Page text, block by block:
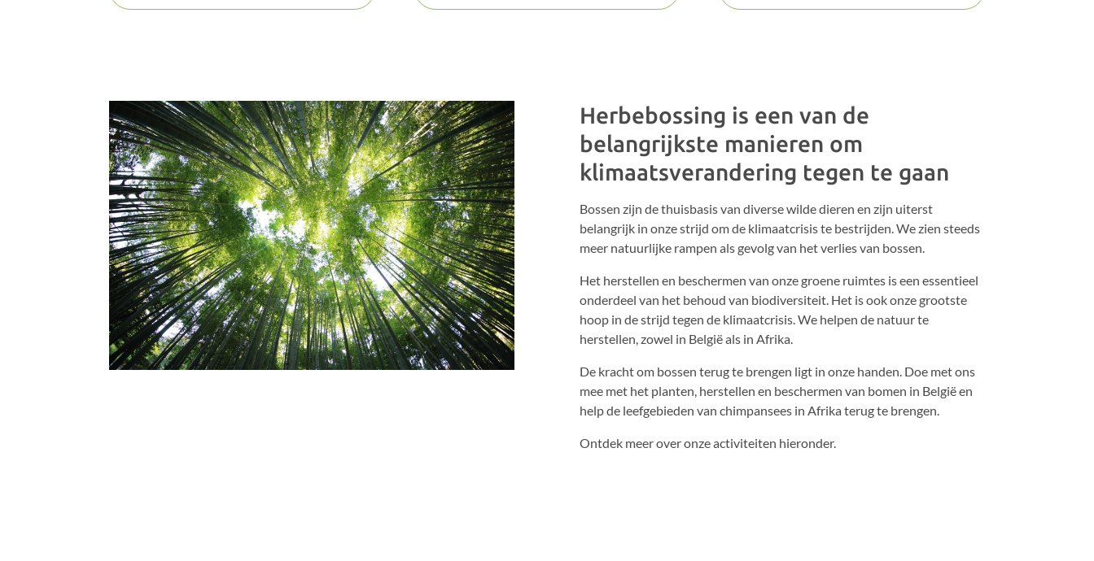
Herbebossing is een van de
belangrijkste manieren om
klimaatsverandering tegen te gaan
Bossen zijn de thuisbasis van diverse wilde dieren en zijn uiterst
belangrijk in onze strijd om de klimaatcrisis te bestrijden. We zien steeds
meer natuurlijke rampen als gevolg van het verlies van bossen.
Het herstellen en beschermen van onze groene ruimtes is een essentieel
onderdeel van het behoud van biodiversiteit. Het is ook onze grootste
hoop in de strijd tegen de klimaatcrisis. We helpen de natuur te
herstellen, zowel in België als in Afrika.
De kracht om bossen terug te brengen ligt in onze handen. Doe met ons
mee met het planten, herstellen en beschermen van bomen in België en
help de leefgebieden van chimpansees in Afrika terug te brengen.
Ontdek meer over onze activiteiten hieronder.